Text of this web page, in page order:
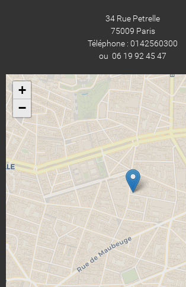
34 Rue Petrelle
75009 Paris
Téléphone : 0142560300
ou 06 19 92 45 47
+
−